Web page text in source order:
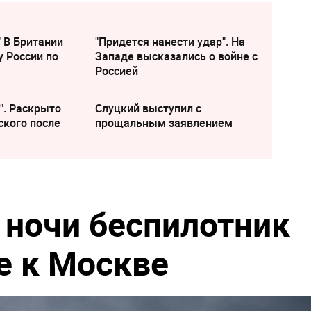
В Британии
России по
"Придется нанести удар". На
Западе высказались о войне с
Россией
Раскрыто
после
Слуцкий выступил с
прощальным заявлением
беспилотник
к Москве